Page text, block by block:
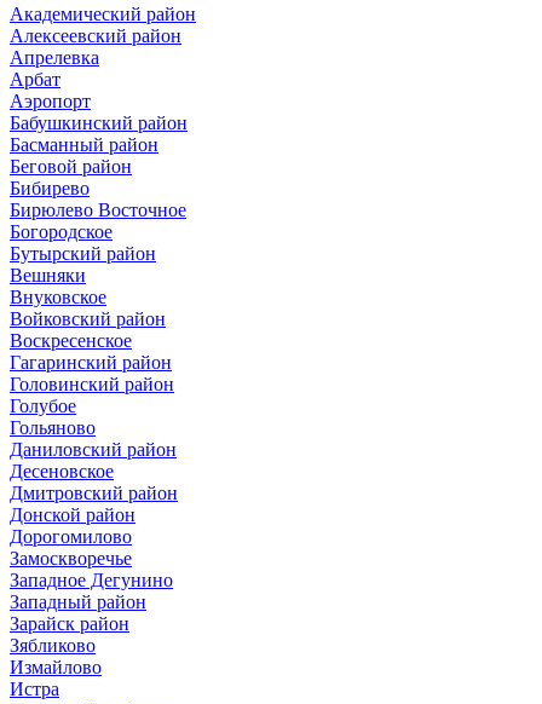
Академический район
Алексеевский район
Апрелевка
Арбат
Аэропорт
Бабушкинский район
Басманный район
Беговой район
Бибирево
Бирюлево Восточное
Богородское
Бутырский район
Вешняки
Внуковское
Войковский район
Воскресенское
Гагаринский район
Головинский район
Голубое
Гольяново
Даниловский район
Десеновское
Дмитровский район
Донской район
Дорогомилово
Замоскворечье
Западное Дегунино
Западный район
Зарайск район
Зябликово
Измайлово
Истра